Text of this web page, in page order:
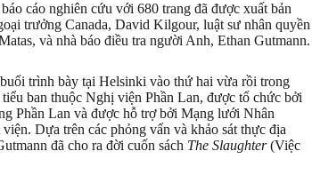
cáo nghiên cứu với 680 trang đã được xuất bản
trưởng Canada, David Kilgour, luật sư nhân quyền
và nhà báo điều tra người Anh, Ethan Gutmann.
trình bày tại Helsinki vào thứ hai vừa rồi trong
ban thuộc Nghị viện Phần Lan, được tổ chức bởi
Phần Lan và được hỗ trợ bởi Mạng lưới Nhân
Dựa trên các phỏng vấn và khảo sát thực địa
đã cho ra đời cuốn sách The Slaughter(Việc